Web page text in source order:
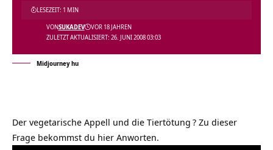
ZULETZT AKTUALISIERT: 26. JUNI 2008 03:03
VONSUKADEV VOR 18 JAHREN
LESEZEIT: 1 MIN
Midjourney hu
Der vegetarische Appell und die Tiertötung ? Zu dieser
Frage bekommst du hier Anworten.